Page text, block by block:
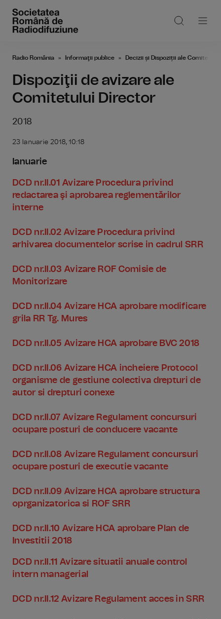
Radio România Informaţii publice Decizii și Dispoziții ale
Dispoziţii de avizare ale
Comitetului Director
2018
23 Ianuarie 2018, 10:18
Ianuarie
DCD nr.II.01 Avizare Procedura privind
redactarea şi aprobarea reglementărilor
interne
DCD nr.II.02 Avizare Procedura privind
arhivarea documentelor scrise in cadrul SRR
DCD nr.II.03 Avizare ROF Comisie de
Monitorizare
DCD nr.II.04 Avizare HCA aprobare modificare
grila RR Tg. Mures
DCD nr.II.05 Avizare HCA aprobare BVC 2018
DCD nr.II.06 Avizare HCA incheiere Protocol
organisme de gestiune colectiva drepturi de
autor si drepturi conexe
DCD nr.II.07 Avizare Regulament concursuri
ocupare posturi de conducere vacante
DCD nr.II.08 Avizare Regulament concursuri
ocupare posturi de executie vacante
DCD nr.II.09 Avizare HCA aprobare structura
oprganizatorica si ROF SRR
DCD nr.II.10 Avizare HCA aprobare Plan de
Investitii 2018
DCD nr.II.11 Avizare situatii anuale control
intern managerial
DCD nr.II.12 Avizare Regulament acces in SRR